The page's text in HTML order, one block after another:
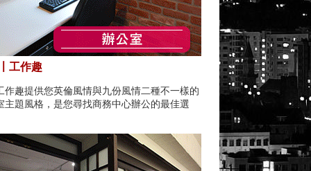
工作趣
作趣提供您英倫風情與九份風情二種不一樣的
主題風格，是您尋找商務中心辦公的最佳選